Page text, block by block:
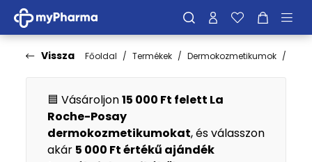
Vissza Főoldal Termékek Dermokozmetikumok
🟦 Vásároljon15 000 Ft felett La
Roche-Posay
dermokozmetikumokat, és válasszon
akár 5 000 Ft értékű ajándék